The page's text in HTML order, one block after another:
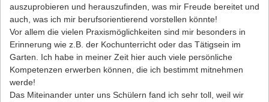
auszuprobieren und herauszufinden, was mir Freude bereitet und
auch, was ich mir berufsorientierend vorstellen könnte!
Vor allem die vielen Praxismöglichkeiten sind mir besonders in
Erinnerung wie z.B. der Kochunterricht oder das Tätigsein im
Garten. Ich habe in meiner Zeit hier auch viele persönliche
Kompetenzen erwerben können, die ich bestimmt mitnehmen
werde!
Das Miteinander unter uns Schülern fand ich sehr toll, weil wir